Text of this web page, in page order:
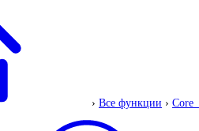
› Все функции ›